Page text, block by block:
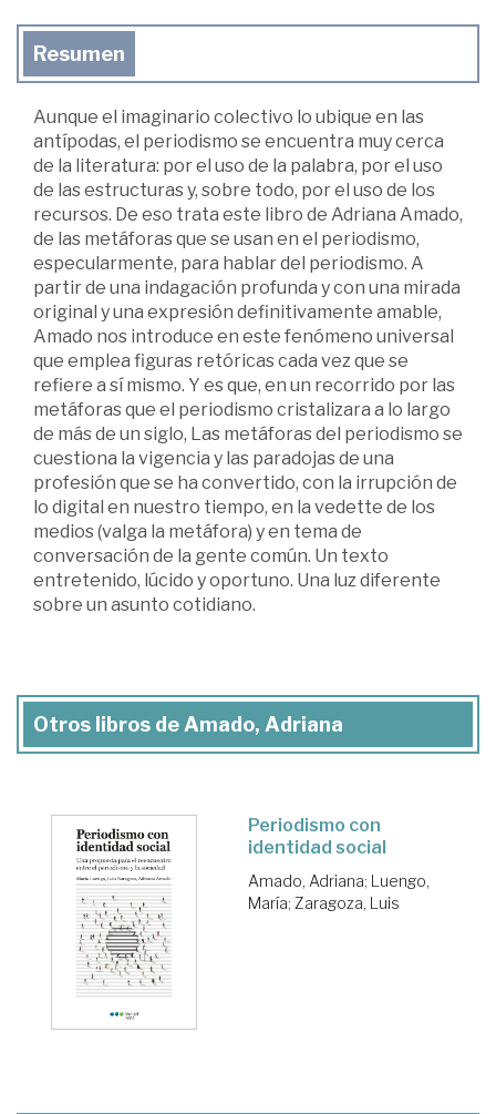
Resumen
Aunque el imaginario colectivo lo ubique en las
antípodas, el periodismo se encuentra muy cerca
de la literatura: por el uso de la palabra, por el uso
de las estructuras y, sobre todo, por el uso de los
recursos. De eso trata este libro de Adriana Amado,
de las metáforas que se usan en el periodismo,
especularmente, para hablar del periodismo. A
partir de una indagación profunda y con una mirada
original y una expresión definitivamente amable,
Amado nos introduce en este fenómeno universal
que emplea figuras retóricas cada vez que se
refiere a sí mismo. Y es que, en un recorrido por las
metáforas que el periodismo cristalizara a lo largo
de más de un siglo, Las metáforas del periodismo se
cuestiona la vigencia y las paradojas de una
profesión que se ha convertido, con la irrupción de
lo digital en nuestro tiempo, en la vedette de los
medios (valga la metáfora) y en tema de
conversación de la gente común. Un texto
entretenido, lúcido y oportuno. Una luz diferente
sobre un asunto cotidiano.
Otros libros de Amado, Adriana
Periodismo con
identidad social
Amado, Adriana; Luengo,
María; Zaragoza, Luis